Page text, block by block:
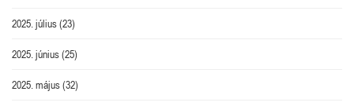
2025. július(23)
2025. június(25)
2025. május(32)